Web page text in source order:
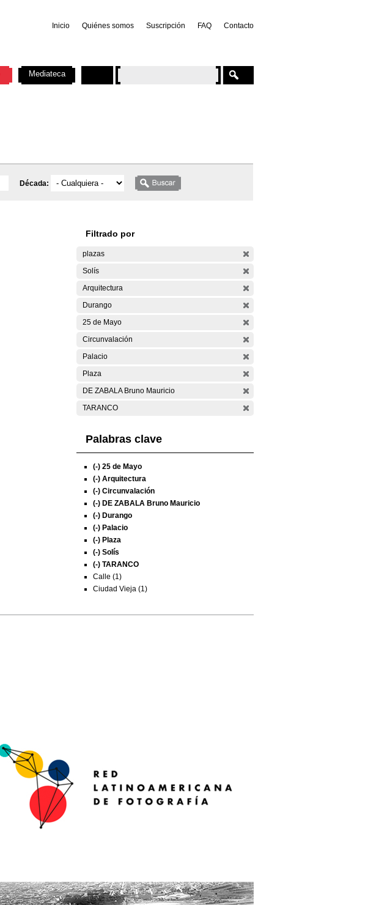
Inicio Quiénes somos Suscripción FAQ Contacto
Década:
Filtrado por
plazas
Solís
Arquitectura
Durango
25 de Mayo
Circunvalación
Palacio
Plaza
DE ZABALA Bruno Mauricio
TARANCO
Palabras clave
(-) 25 de Mayo
(-) Arquitectura
(-) Circunvalación
(-) DE ZABALA Bruno Mauricio
(-) Durango
(-) Palacio
(-) Plaza
(-) Solís
(-) TARANCO
Calle (1)
Ciudad Vieja (1)
Mediateca